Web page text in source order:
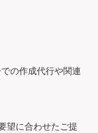
の作成代行や関連
望に合わせたご提